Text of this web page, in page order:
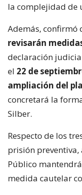
la complejidad de
Además, confirmó
revisarán
declaración
el 22 de
ampliación del
concretará la
Silber.
Respecto de los
prisión
Público
medida cautelar